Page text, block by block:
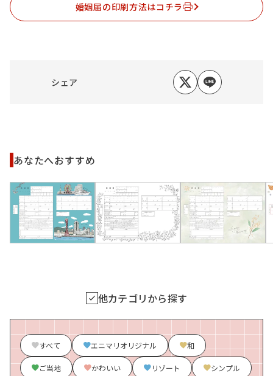
婚姻届の印刷方法はコチラ
シェア
あなたへおすすめ
他カテゴリから探す
すべて エニマリオリジナル 和
ご当地 かわいい リゾート シンプル